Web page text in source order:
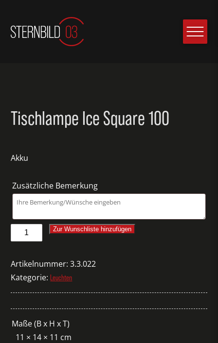
Tischlampe Ice Square 100
Akku
Zusätzliche Bemerkung
Tischlampe
Ice
Menge
Zur Wunschliste hinzufügen
Artikelnummer:3.3.022
Kategorie:Leuchten
Maße (B x H x T)
11 × 14 × 11 cm